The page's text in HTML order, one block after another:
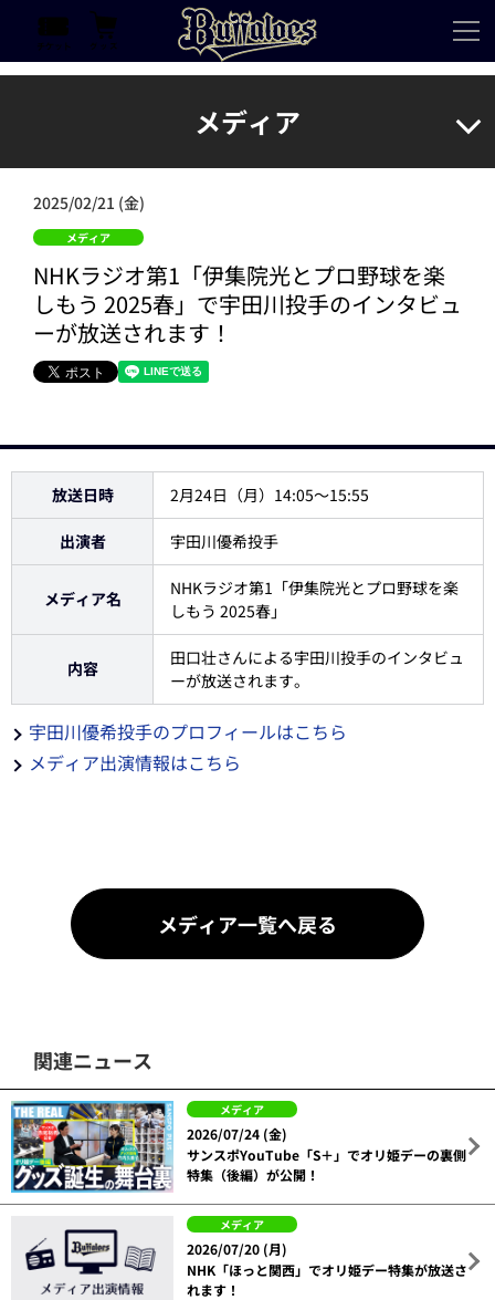
メディア
2025/02/21 (金)
メディア
NHKラジオ第1「伊集院光とプロ野球を楽
しもう 2025春」で宇田川投手のインタビュ
ーが放送されます！
放送日時 2月24日（月）14:05～15:55
出演者 宇田川優希投手
メディア名
NHKラジオ第1「伊集院光とプロ野球を楽
しもう 2025春」
内容
田口壮さんによる宇田川投手のインタビュ
ーが放送されます。
宇田川優希投手のプロフィールはこちら
メディア出演情報はこちら
メディア一覧へ戻る
関連ニュース
メディア
2026/07/24 (金)
サンスポYouTube「S＋」でオリ姫デーの裏側
特集（後編）が公開！
メディア
2026/07/20 (月)
NHK「ほっと関西」でオリ姫デー特集が放送さ
れます！